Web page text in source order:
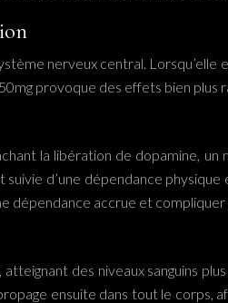
nerveux central. Lorsqu’elle
provoque des effets bien plus
la libération de dopamine,
d’une dépendance
accrue et compliquer
des niveaux sanguins
ensuite dans tout le